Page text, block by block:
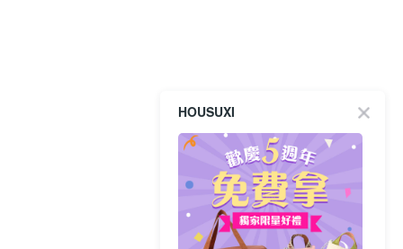
HOUSUXI